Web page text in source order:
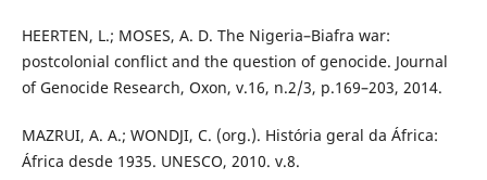
HEERTEN, L.; MOSES, A. D. The Nigeria–Biafra war:
postcolonial conflict and the question of genocide. Journal
of Genocide Research, Oxon, v.16, n.2/3, p.169–203, 2014.
MAZRUI, A. A.; WONDJI, C. (org.). História geral da África:
África desde 1935. UNESCO, 2010. v.8.